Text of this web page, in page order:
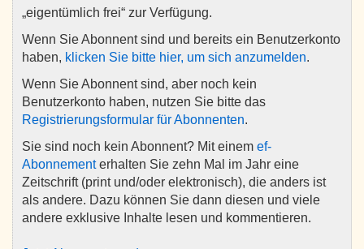
„eigentümlich frei“ zur Verfügung.
Wenn Sie Abonnent sind und bereits ein Benutzerkonto
haben, klicken Sie bitte hier, um sich anzumelden.
Wenn Sie Abonnent sind, aber noch kein
Benutzerkonto haben, nutzen Sie bitte das
Registrierungsformular für Abonnenten.
Sie sind noch kein Abonnent? Mit einem ef-
Abonnementerhalten Sie zehn Mal im Jahr eine
Zeitschrift (print und/oder elektronisch), die anders ist
als andere. Dazu können Sie dann diesen und viele
andere exklusive Inhalte lesen und kommentieren.